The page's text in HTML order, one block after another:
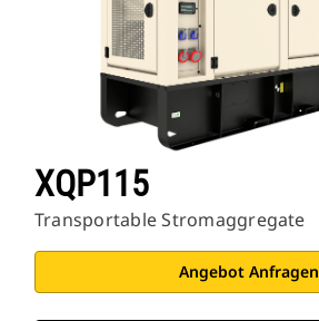
XQP115
Transportable Stromaggregate
Angebot Anfragen